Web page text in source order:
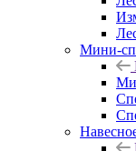
Мини-